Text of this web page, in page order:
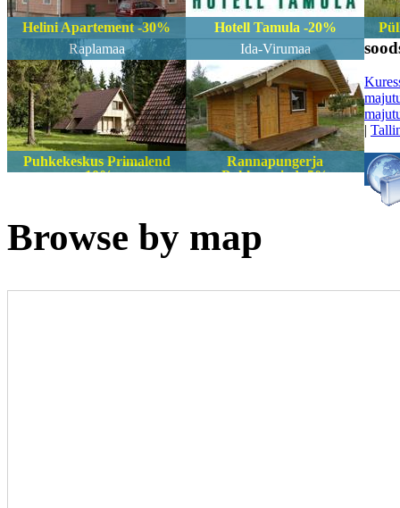
Helini Apartement -30% Hotell Tamula -20%
Raplamaa
Puhkekeskus Primalend
-10%
Ida-Virumaa
Rannapungerja
Puhkemajad -5%
|
Browse by map